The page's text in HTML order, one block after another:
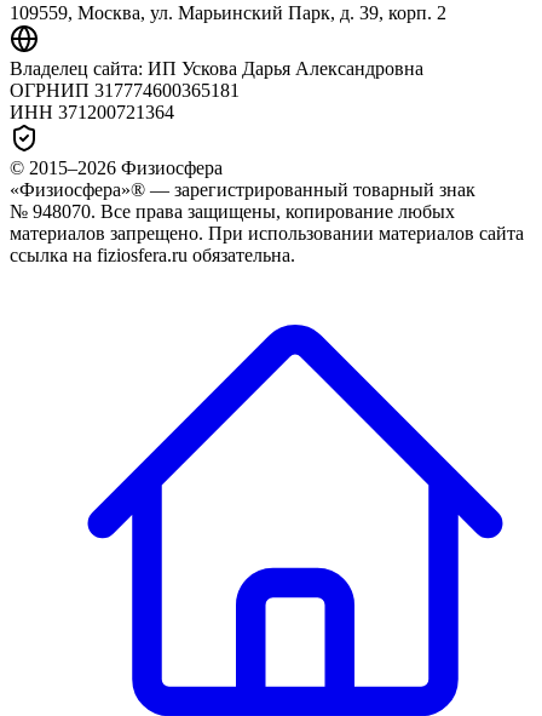
109559, Москва, ул. Марьинский Парк, д. 39, корп. 2
Владелец сайта: ИП Ускова Дарья Александровна
ОГРНИП 317774600365181
ИНН 371200721364
© 2015–2026 Физиосфера
«Физиосфера»® — зарегистрированный товарный знак
№ 948070. Все права защищены, копирование любых
материалов запрещено. При использовании материалов сайта
ссылка на fiziosfera.ru обязательна.